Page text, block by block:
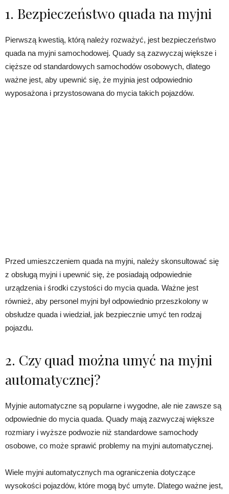
1. Bezpieczeństwo quada na myjni
Pierwszą kwestią, którą należy rozważyć, jest bezpieczeństwo
quada na myjni samochodowej. Quady są zazwyczaj większe i
cięższe od standardowych samochodów osobowych, dlatego
ważne jest, aby upewnić się, że myjnia jest odpowiednio
wyposażona i przystosowana do mycia takich pojazdów.
Przed umieszczeniem quada na myjni, należy skonsultować się
z obsługą myjni i upewnić się, że posiadają odpowiednie
urządzenia i środki czystości do mycia quada. Ważne jest
również, aby personel myjni był odpowiednio przeszkolony w
obsłudze quada i wiedział, jak bezpiecznie umyć ten rodzaj
pojazdu.
2. Czy quad można umyć na myjni
automatycznej?
Myjnie automatyczne są popularne i wygodne, ale nie zawsze są
odpowiednie do mycia quada. Quady mają zazwyczaj większe
rozmiary i wyższe podwozie niż standardowe samochody
osobowe, co może sprawić problemy na myjni automatycznej.
Wiele myjni automatycznych ma ograniczenia dotyczące
wysokości pojazdów, które mogą być umyte. Dlatego ważne jest,